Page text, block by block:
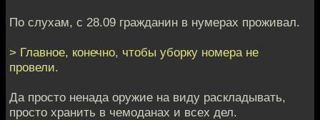
По слухам, с 28.09 гражданин в нумерах проживал.
> Главное, конечно, чтобы уборку номера не
провели.
Да просто ненада оружие на виду раскладывать,
просто хранить в чемоданах и всех дел.